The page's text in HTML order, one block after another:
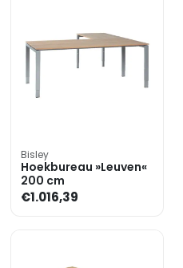
Bisley
Hoekbureau »Leuven«
200 cm
€1.016,39